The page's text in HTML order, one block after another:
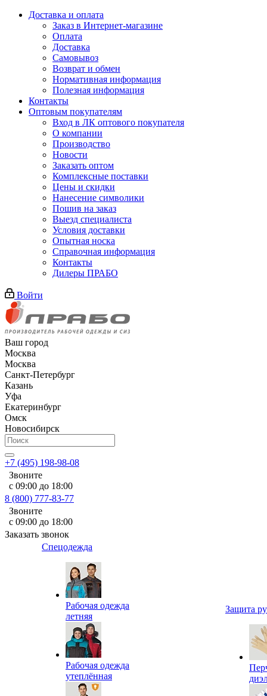
Доставка и оплата
Заказ в Интернет-магазине
Оплата
Доставка
Самовывоз
Возврат и обмен
Нормативная информация
Полезная информация
Контакты
Оптовым покупателям
Вход в ЛК оптового покупателя
О компании
Производство
Новости
Заказать оптом
Комплексные поставки
Цены и скидки
Нанесение символики
Пошив на заказ
Выезд специалиста
Условия доставки
Опытная носка
Справочная информация
Контакты
Дилеры ПРАБО
Войти
Ваш город
Москва
Москва
Санкт-Петербург
Казань
Уфа
Екатеринбург
Омск
Новосибирск
+7 (495) 198-98-08
Звоните
с 09:00 до 18:00
8 (800) 777-83-77
Звоните
с 09:00 до 18:00
Заказать звонок
Спецодежда
Рабочая одежда
летняя
Рабочая одежда
утеплённая
Защита